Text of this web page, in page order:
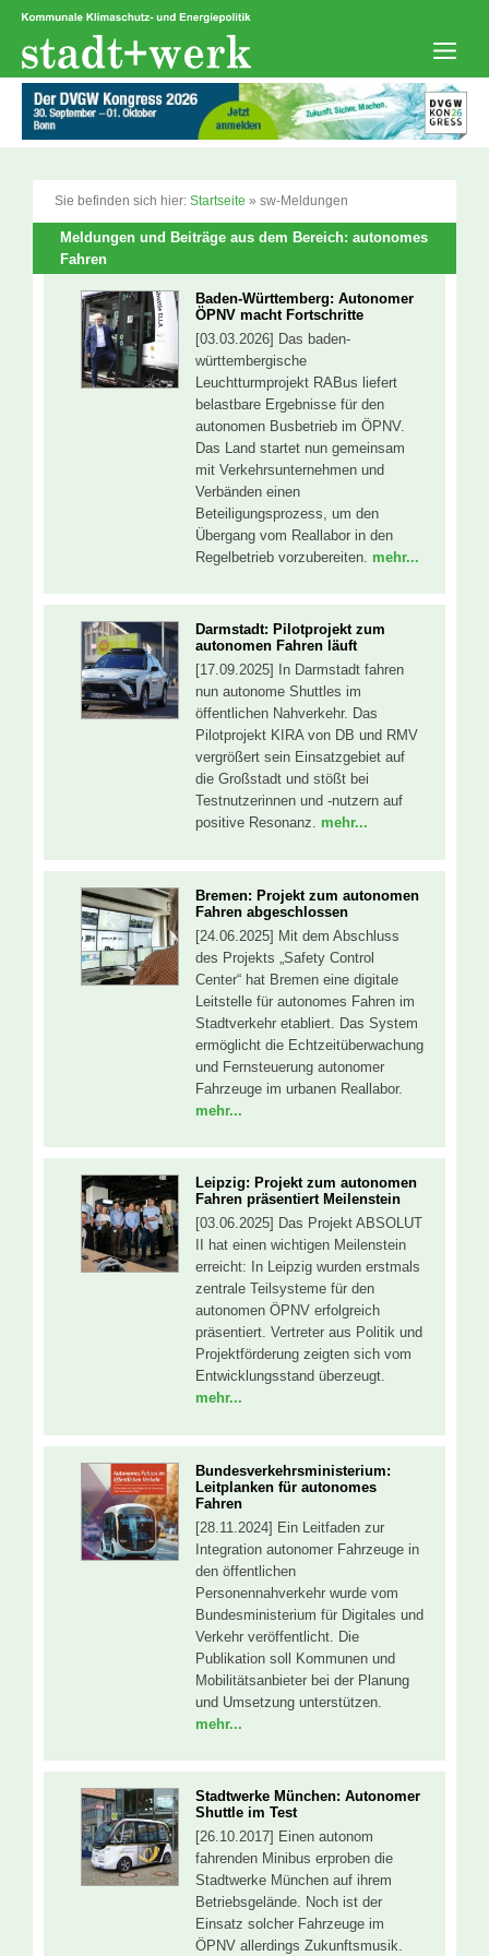
Zum
springen
Sie befinden sich hier: Startseite » sw-Meldungen
Meldungen und Beiträge aus dem Bereich: autonomes
Fahren
Baden-Württemberg: Autonomer
ÖPNV macht Fortschritte
[03.03.2026] Das baden-
württembergische
Leuchtturmprojekt RABus liefert
belastbare Ergebnisse für den
autonomen Busbetrieb im ÖPNV.
Das Land startet nun gemeinsam
mit Verkehrsunternehmen und
Verbänden einen
Beteiligungsprozess, um den
Übergang vom Reallabor in den
Regelbetrieb vorzubereiten. mehr...
Darmstadt: Pilotprojekt zum
autonomen Fahren läuft
[17.09.2025] In Darmstadt fahren
nun autonome Shuttles im
öffentlichen Nahverkehr. Das
Pilotprojekt KIRA von DB und RMV
vergrößert sein Einsatzgebiet auf
die Großstadt und stößt bei
Testnutzerinnen und -nutzern auf
positive Resonanz. mehr...
Bremen: Projekt zum autonomen
Fahren abgeschlossen
[24.06.2025] Mit dem Abschluss
des Projekts „Safety Control
Center“ hat Bremen eine digitale
Leitstelle für autonomes Fahren im
Stadtverkehr etabliert. Das System
ermöglicht die Echtzeitüberwachung
und Fernsteuerung autonomer
Fahrzeuge im urbanen Reallabor.
mehr...
Leipzig: Projekt zum autonomen
Fahren präsentiert Meilenstein
[03.06.2025] Das Projekt ABSOLUT
II hat einen wichtigen Meilenstein
erreicht: In Leipzig wurden erstmals
zentrale Teilsysteme für den
autonomen ÖPNV erfolgreich
präsentiert. Vertreter aus Politik und
Projektförderung zeigten sich vom
Entwicklungsstand überzeugt.
mehr...
Bundesverkehrsministerium:
Leitplanken für autonomes
Fahren
[28.11.2024] Ein Leitfaden zur
Integration autonomer Fahrzeuge in
den öffentlichen
Personennahverkehr wurde vom
Bundesministerium für Digitales und
Verkehr veröffentlicht. Die
Publikation soll Kommunen und
Mobilitätsanbieter bei der Planung
und Umsetzung unterstützen.
mehr...
Stadtwerke München: Autonomer
Shuttle im Test
[26.10.2017] Einen autonom
fahrenden Minibus erproben die
Stadtwerke München auf ihrem
Betriebsgelände. Noch ist der
Einsatz solcher Fahrzeuge im
ÖPNV allerdings Zukunftsmusik.